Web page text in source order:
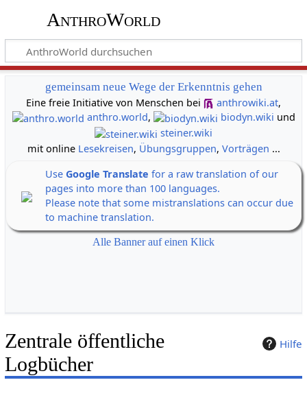
AnthroWorld
gemeinsam neue Wege der Erkenntnis gehen
Eine freie Initiative von Menschen bei
anthrowiki.at,
anthro.world, biodyn.wiki und
steiner.wiki
mit online Lesekreisen, Übungsgruppen, Vorträgen ...
Use Google Translate for a raw translation of our
pages into more than 100 languages.
Please note that some mistranslations can occur due
to machine translation.
Alle Banner auf einen Klick
Hilfe
Zentrale öffentliche
Logbücher